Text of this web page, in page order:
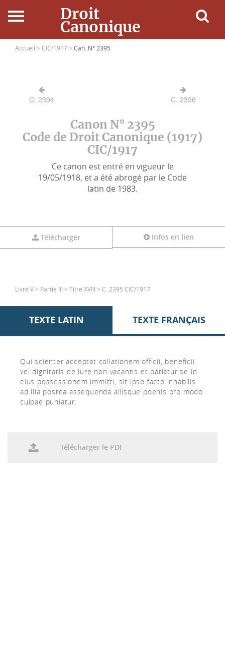
Droit
Canonique
Accueil
Ressources
Accueil > CIC/1917 > Can. N° 2395
C. 2394 C. 2396
Canon N° 2395
Code de Droit Canonique (1917)
CIC/1917
Ce canon est entré en vigueur le
19/05/1918, et a été abrogé par le Code
latin de 1983.
Télécharger Infos en lien
Livre V > Partie III > Titre XVIII > C. 2395 CIC/1917
TEXTE LATIN TEXTE FRANÇAIS
Qui scienter acceptat collationem officii, beneficii
vel dignitatis de iure non vacantis et patiatur se in
eius possessionem immitti, sit ipso facto inhabilis
ad illa postea assequenda aliisque poenis pro modo
culpae puniatur.
Télécharger le PDF